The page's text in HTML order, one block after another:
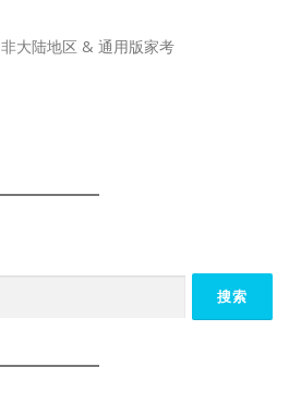
非大陆地区 & 通用版家考